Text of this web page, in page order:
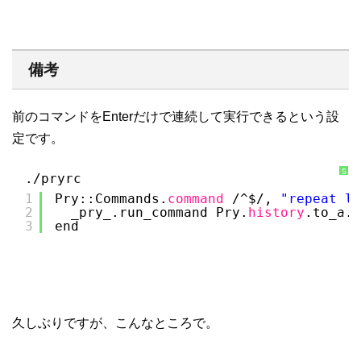
備考
前のコマンドをEnterだけで連続して実行できるという設
定です。
S
x
./pryrc
1
2
3
Pry::Commands. command /^$/,
"repeat
_pry_.run_command Pry. history
end
久しぶりですが、こんなところで。